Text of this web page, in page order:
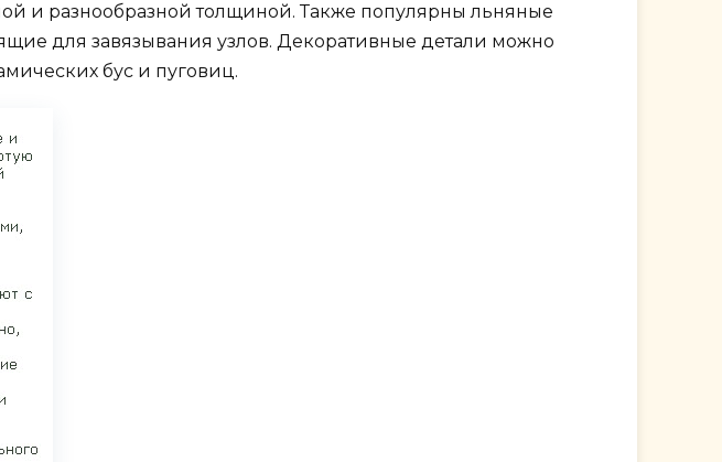
и разнообразной толщиной. Также популярны льняные
для завязывания узлов. Декоративные детали можно
бус и пуговиц.